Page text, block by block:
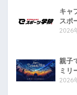
キャ
スポ
2026
親子
ミリ
2026